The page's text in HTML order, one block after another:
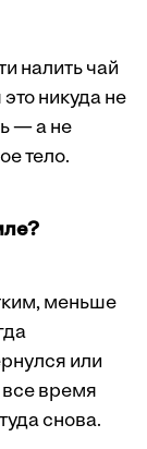
налить чай
никуда не
— а не
тело.
меньше
или
все время
снова.